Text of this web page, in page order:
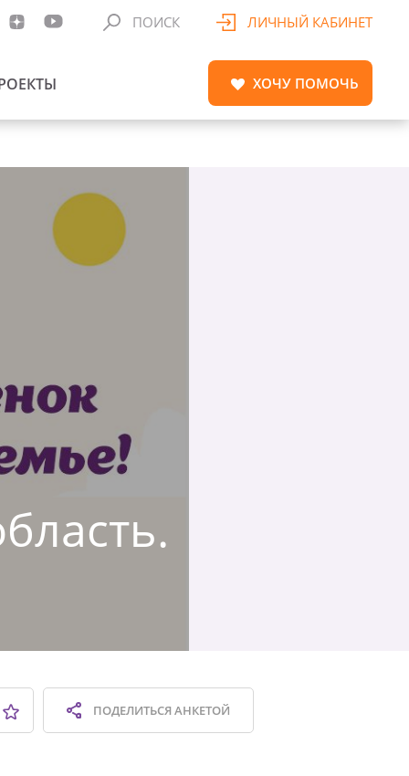
ПОИСК ЛИЧНЫЙ КАБИНЕТ
ХОЧУ ПОМОЧЬ
ПОДЕЛИТЬСЯАНКЕТОЙ